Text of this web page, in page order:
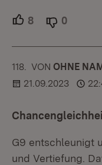
8 Unterstützer.
0
118. KOMMENTAR
VON :OHNE
21.09.2023
G9 entschleunigt
und Vertiefung.